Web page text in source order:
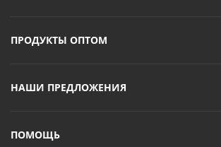
ПРОДУКТЫ ОПТОМ
НАШИ ПРЕДЛОЖЕНИЯ
ПОМОЩЬ